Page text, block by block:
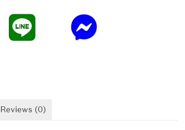
Reviews (0)